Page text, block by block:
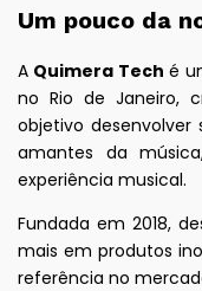
Um pouco da
A Quimera Tech é
no Rio de Janeiro,
objetivo desenvolver
amantes da
experiência musical.
Fundada em 2018,
mais em produtos
referência no